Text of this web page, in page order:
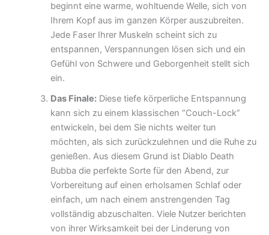
beginnt eine warme, wohltuende Welle, sich von
Ihrem Kopf aus im ganzen Körper auszubreiten.
Jede Faser Ihrer Muskeln scheint sich zu
entspannen, Verspannungen lösen sich und ein
Gefühl von Schwere und Geborgenheit stellt sich
ein.
Das Finale:Diese tiefe körperliche Entspannung
kann sich zu einem klassischen “Couch-Lock”
entwickeln, bei dem Sie nichts weiter tun
möchten, als sich zurückzulehnen und die Ruhe zu
genießen. Aus diesem Grund ist Diablo Death
Bubba die perfekte Sorte für den Abend, zur
Vorbereitung auf einen erholsamen Schlaf oder
einfach, um nach einem anstrengenden Tag
vollständig abzuschalten. Viele Nutzer berichten
von ihrer Wirksamkeit bei der Linderung von